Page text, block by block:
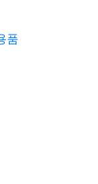
품